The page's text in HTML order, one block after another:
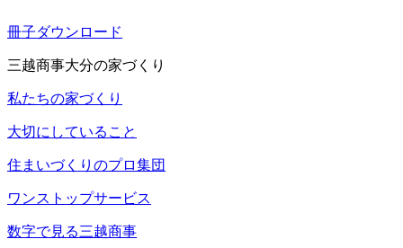
冊子ダウンロード
三越商事大分の家づくり
私たちの家づくり
大切にしていること
住まいづくりのプロ集団
ワンストップサービス
数字で見る三越商事